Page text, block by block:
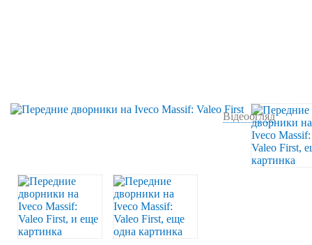
Відеоогляд